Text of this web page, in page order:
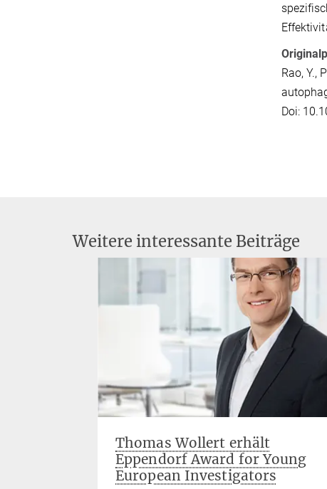
Rao, Y.,
Doi:
Weitere interessante Beiträge
Thomas Wollert erhält
Eppendorf Award for Young
European Investigators